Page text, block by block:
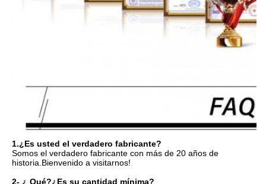
1.¿Es usted el verdadero fabricante?
Somos el verdadero fabricante con más de 20 años de
historia. Bienvenido a visitarnos!
2- ¿ Qué?¿Es su cantidad mínima?